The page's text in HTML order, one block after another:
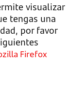
visualizar
tengas una
por favor
Firefox